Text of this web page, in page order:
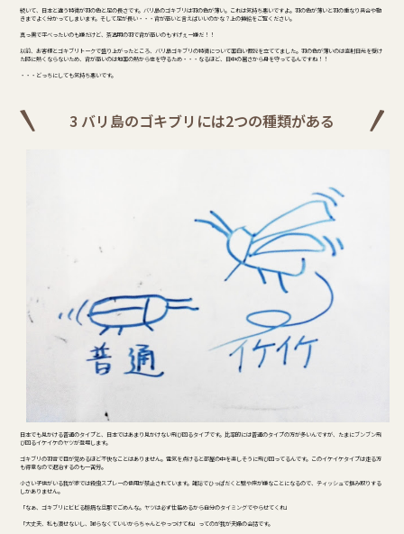
続いて、日本と違う特徴が羽の色と足の長さです。バリ島のゴキブリは羽の色が薄い。これは気持ち悪いですよ。羽の色が薄いと羽の重なり具合や動
きまでよく分かってしまいます。そして足が長い・・・背が高いと言えばいいのかな？上の挿絵をご覧ください。
真っ黒で平べったいのも嫌だけど、茶透明の羽で背が高いのもすげぇー嫌だ！！
以前、お客様とゴキブリトークで盛り上がったところ、バリ島ゴキブリの特徴について面白い仮説を立ててました。羽の色が薄いのは直射日光を受け
た時に熱くならないため、背が高いのは地面の熱から体を守るため・・・なるほど、日中の暑さから身を守ってるんですね！！
・・・どっちにしても気持ち悪いです。
3 バリ島のゴキブリには2つの種類がある
日本でも見かける普通のタイプと、日本ではあまり見かけない飛び回るタイプです。比率的には普通のタイプの方が多いんですが、たまにブンブン飛
び回るイケイケのヤツが登場します。
ゴキブリの羽音で目が覚めるほど不快なことはありません。電気を点けると部屋の中を楽しそうに飛び回ってるんです。このイケイケタイプは走る方
も得意なので退治するのも一苦労。
小さい子供がいる我が家では殺虫スプレーの使用が禁止されています。雑誌でひっぱだくと壁や床が嫌なことになるので、ティッシュで掴み取りする
しかありません。
「なぁ、ゴキブリにビビる臆病な旦那でごめんな。ヤツは必ず仕留めるから自分のタイミングでやらせてくれ」
「大丈夫、私も潰せないし、謝らなくていいからちゃんとやっつけてね」ってのが我が夫婦の会話です。